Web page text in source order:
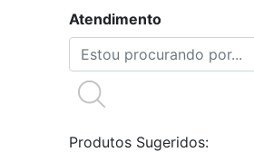
Atendimento
Produtos Sugeridos: